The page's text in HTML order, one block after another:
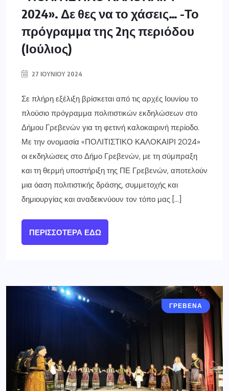
2024». Δε θες να το χάσεις… -Το
πρόγραμμα της 2ης περιόδου
(Ιούλιος)
27 ΙΟΥΝΊΟΥ 2024
Σε πλήρη εξέλιξη βρίσκεται από τις αρχές Ιουνίου το
πλούσιο πρόγραμμα πολιτιστικών εκδηλώσεων στο
Δήμου Γρεβενών για τη φετινή καλοκαιρινή περίοδο.
Με την ονομασία «ΠΟΛΙΤΙΣΤΙΚΟ ΚΑΛΟΚΑΙΡΙ 2024»
οι εκδηλώσεις στο Δήμο Γρεβενών, με τη σύμπραξη
και τη θερμή υποστήριξη της ΠΕ Γρεβενών, αποτελούν
μια όαση πολιτιστικής δράσης, συμμετοχής και
δημιουργίας και αναδεικνύουν τον τόπο μας […]
ΠΕΡΙΣΣΌΤΕΡΑ ΕΔΏ
ΓΡΕΒΕΝΑ